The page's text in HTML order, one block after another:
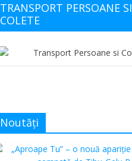
TRANSPORT PERSOANE SI
COLETE
Noutăți